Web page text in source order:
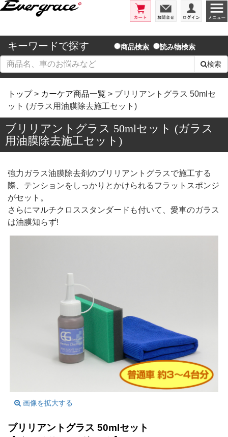
エバーグレイス/洗車用品とコーテ
カート お問合せ ログイ
キーワードで探す 商品検索 読み物検索
検索
トップ> カーケア商品一覧 > ブリリアントグラス 50mlセ
ット (ガラス用油膜除去施工セット)
ブリリアントグラス 50mlセット (ガラス
用油膜除去施工セット)
強力ガラス油膜除去剤のブリリアントグラスで施工する
際、テンションをしっかりとかけられるフラットスポンジ
がセット。
さらにマルチクロススタンダードも付いて、愛車のガラス
は油膜知らず!
画像を拡大する
ブリリアントグラス 50mlセット